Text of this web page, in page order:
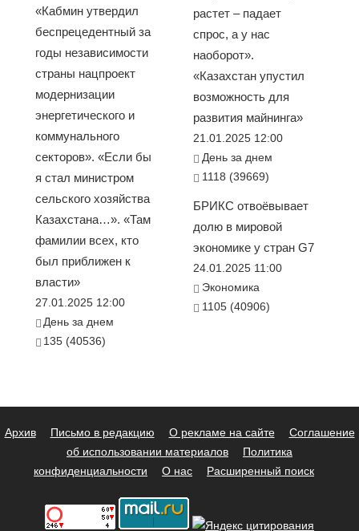
«Кабмин утвердил
беспрецедентный за
годы независимости
страны нацпроект
модернизации
энергетического и
коммунального
секторов». «Если бы
я стал министром
сельского хозяйства
Казахстана…». «Там
фамилии всех, кто
был приближен к
власти»
27.01.2025 12:00
День за днем
135 (40536)
растет – падает
спрос, а у нас
наоборот».
«Казахстан упустил
возможность для
развития майнинга»
21.01.2025 12:00
День за днем
1118 (39669)
БРИКС отвоёвывает
долю в мировой
экономике у стран G7
24.01.2025 11:00
Экономика
1105 (40906)
Архив Письмо в редакцию О рекламе на сайте
Соглашение
об использовании материалов
Политика
конфиденциальности
О нас Расширенный поиск